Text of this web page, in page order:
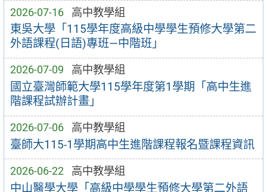
2026-07-16 高中教學組
東吳大學「115學年度高級中學學生預修大學第二
外語課程(日語)專班—中階班」
2026-07-09 高中教學組
國立臺灣師範大學115學年度第1學期「高中生進
階課程試辦計畫」
2026-07-06 高中教學組
臺師大115-1學期高中生進階課程報名暨課程資訊
2026-06-22 高中教學組
中山醫學大學「高級中學學生預修大學第二外語